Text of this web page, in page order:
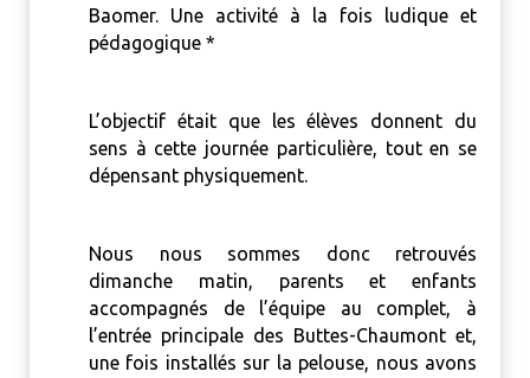
Baomer. Une activité à la fois ludique et
pédagogique *
L’objectif était que les élèves donnent du
sens à cette journée particulière, tout en se
dépensant physiquement.
Nous nous sommes donc retrouvés
dimanche matin, parents et enfants
accompagnés de l’équipe au complet, à
l’entrée principale des Buttes-Chaumont et,
une fois installés sur la pelouse, nous avons